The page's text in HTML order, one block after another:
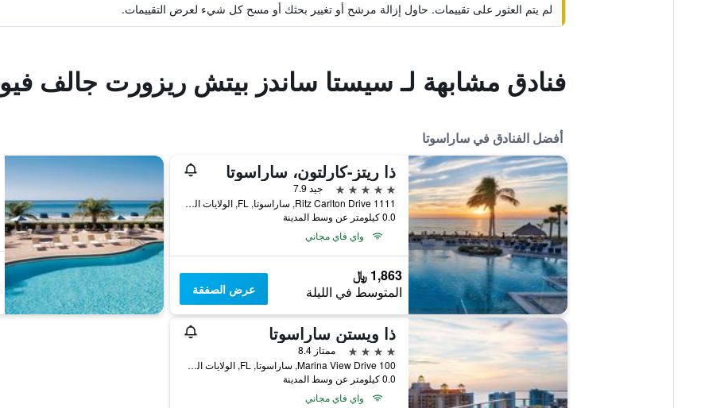
لم يتم العثور على تقييمات. حاول إزالة مرشح أو تغيير بحثك أو مسح كل شيء لعرض التقييمات.
فنادق مشابهة لـ سيستا ساندز بيتش ريزورت جالف فيو
أفضل الفنادق في ساراسوتا
ذا ريتز-كارلتون، ساراسوتا
5 نجوم
جيد 7.9
1111 Ritz Carlton Drive, ساراسوتا, FL, الولايات المتحدة الأميريكية
0.0 كيلومتر عن وسط المدينة
واي فاي مجاني
1,863 ﷼
المتوسط في الليلة عرض الصفقة
ذا ويستن ساراسوتا
4 نجوم
ممتاز 8.4
100 Marina View Drive, ساراسوتا, FL, الولايات المتحدة الأميريكية
0.0 كيلومتر عن وسط المدينة
واي فاي مجاني